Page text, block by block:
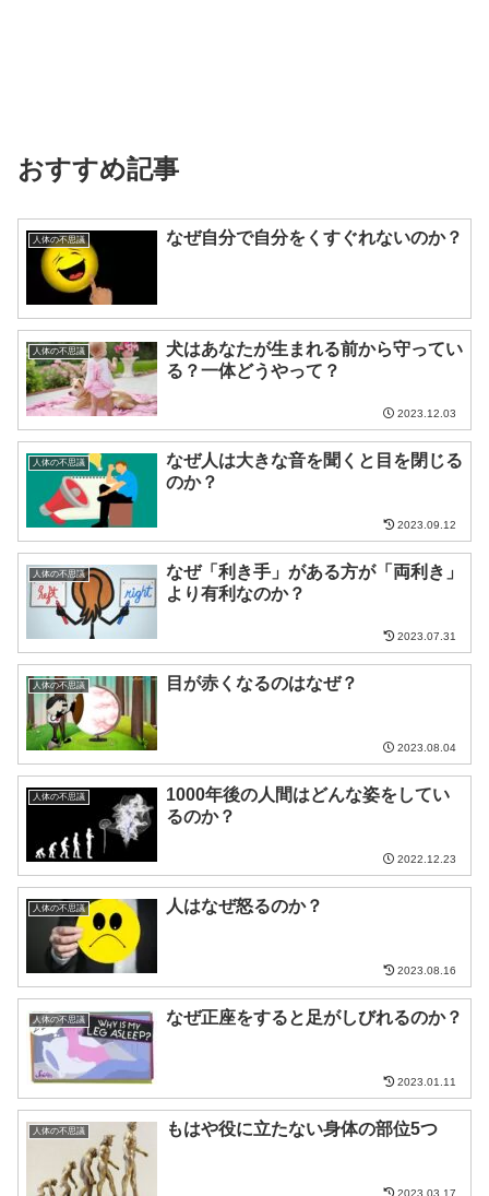
おすすめ記事
人体の不思議 なぜ自分で自分をくすぐれないのか？
人体の不思議
犬はあなたが生まれる前から守ってい
る？一体どうやって？
2023.12.03
人体の不思議
なぜ人は大きな音を聞くと目を閉じる
のか？
2023.09.12
人体の不思議
なぜ「利き手」がある方が「両利き」
より有利なのか？
2023.07.31
人体の不思議 目が赤くなるのはなぜ？
2023.08.04
人体の不思議
1000年後の人間はどんな姿をしてい
るのか？
2022.12.23
人体の不思議 人はなぜ怒るのか？
2023.08.16
人体の不思議 なぜ正座をすると足がしびれるのか？
2023.01.11
人体の不思議 もはや役に立たない身体の部位5つ
2023.03.17